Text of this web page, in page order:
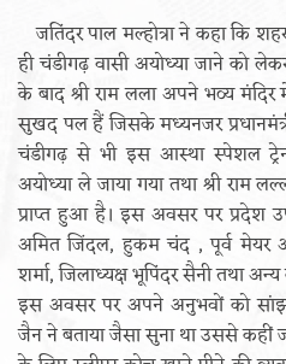
जतिंदर पाल मल्होत्रा ने कहा कि
ही चंडीगढ़ वासी अयोध्या जाने को
के बाद श्री राम लला अपने भव्य मंदिर
सुखद पल हैं जिसके मध्यनजर
चंडीगढ़ से भी इस आस्था स्पेशल ट्रेन
अयोध्या ले जाया गया तथा श्री राम
प्राप्त हुआ है। इस अवसर पर प्रदेश
अमित जिंदल, हुकम चंद , पूर्व मेयर
शर्मा, जिलाध्यक्ष भूपिंदर सैनी तथा अन्य
इस अवसर पर अपने अनुभवों को
जैन ने बताया जैसा सुना था उससे कहीं